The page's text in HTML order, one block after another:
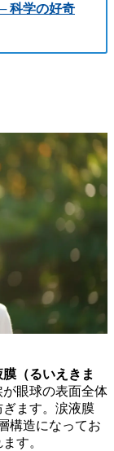
科学の好奇
膜（るいえきま
眼球の表面全体
ます。涙液膜
構造になってお
す。